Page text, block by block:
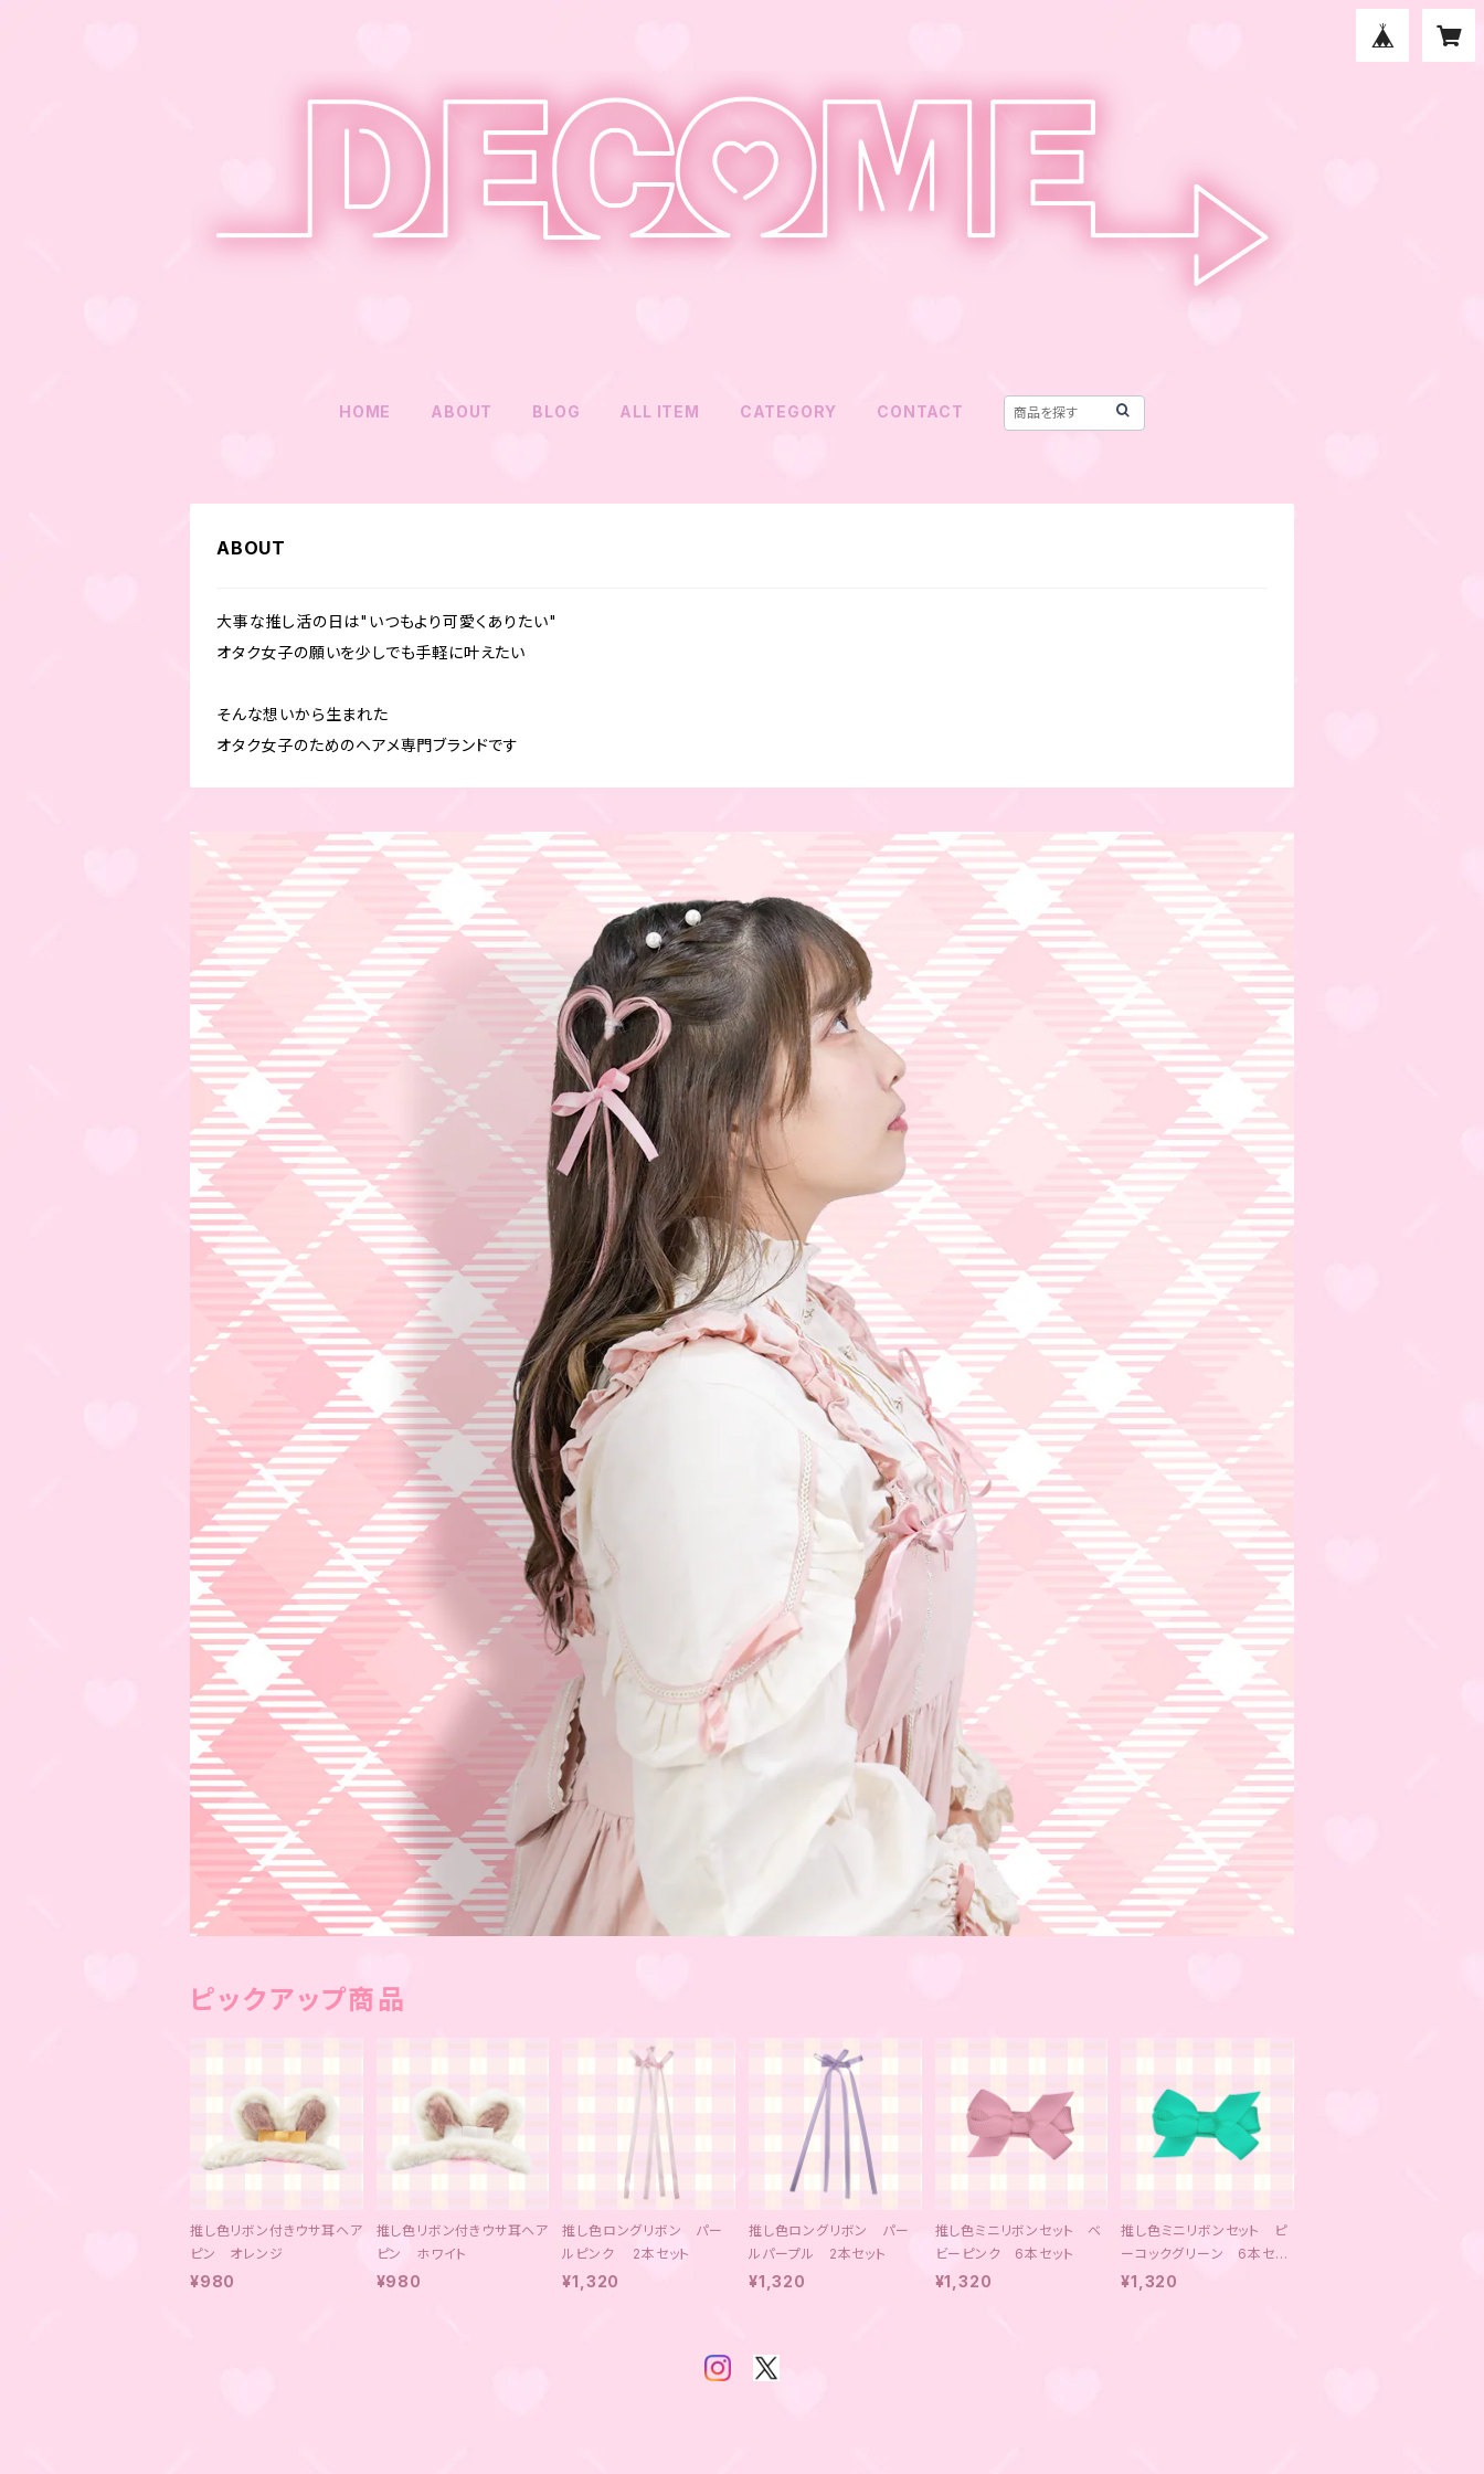
HOME ABOUT BLOG ALL ITEM CATEGORY CONTACT
ABOUT
大事な推し活の日は"いつもより可愛くありたい"
オタク女子の願いを少しでも手軽に叶えたい
そんな想いから生まれた
オタク女子のためのヘアメ専門ブランドです
ピックアップ商品
推し色リボン付きウサ耳ヘア
ピン オレンジ
¥980
推し色リボン付きウサ耳ヘア
ピン ホワイト
¥980
推し色ロングリボン パー
ルピンク 2本セット
¥1,320
推し色ロングリボン パー
ルパープル 2本セット
¥1,320
推し色ミニリボンセット ベ
ビーピンク 6本セット
¥1,320
推し色ミニリボンセット ピ
ーコックグリーン 6本セッ
ト
¥1,320